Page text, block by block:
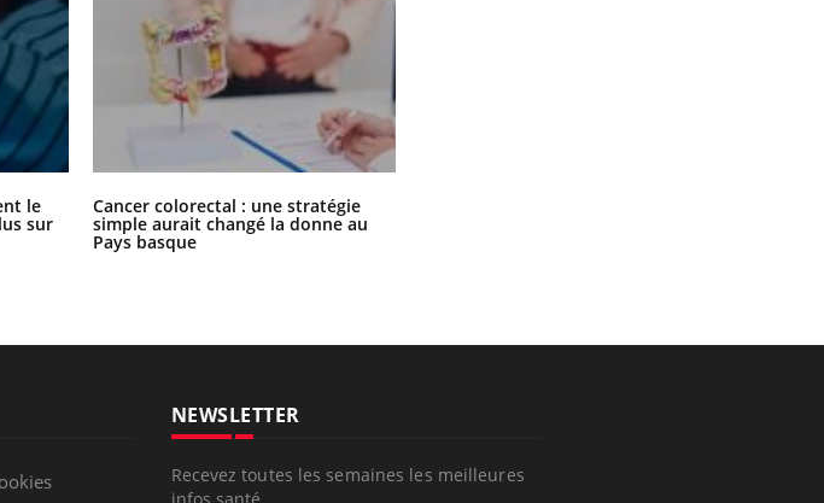
le
sur
Cancer colorectal : une stratégie
simple aurait changé la donne au
Pays basque
NEWSLETTER
Recevez toutes les semaines les meilleures